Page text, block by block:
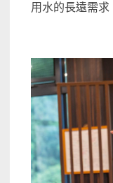
用水的長遠需求